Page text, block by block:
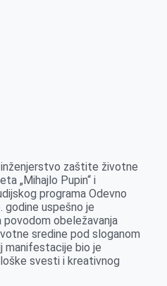
zaštite životne
„Mihajlo Pupin“ i
programa Odevno
godine uspešno je
obeležavanja
sredine pod sloganom
manifestacije bio je
svesti i kreativnog